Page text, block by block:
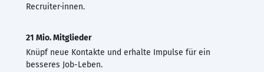
Recruiter·innen.
21 Mio. Mitglieder
Knüpf neue Kontakte und erhalte Impulse für ein
besseres Job-Leben.